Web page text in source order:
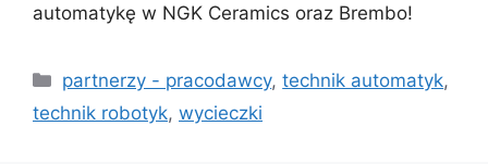
automatykę w NGK Ceramics oraz Brembo!
partnerzy - pracodawcy,technik automatyk,
technik robotyk, wycieczki